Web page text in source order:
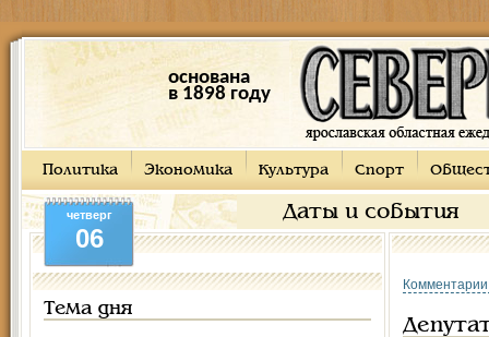
основана
в 1898 году
Политика Экономика Культура Спорт
Даты и события
четверг
06
Тема дня